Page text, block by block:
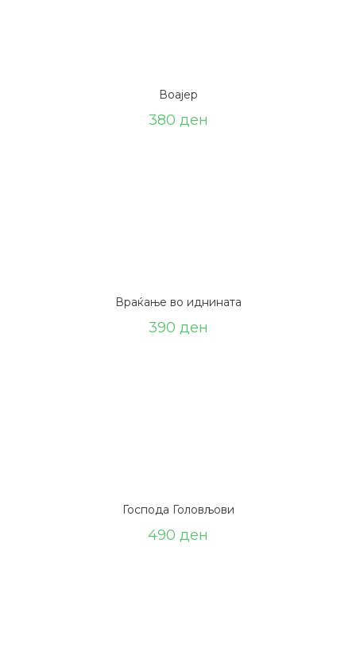
Воајер
380 ден
Враќање во иднината
390 ден
Господа Головљови
490 ден